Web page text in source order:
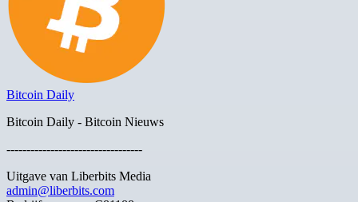
Bitcoin Daily
Bitcoin Daily - Bitcoin Nieuws
----------------------------------
Uitgave van Liberbits Media
admin@liberbits.com